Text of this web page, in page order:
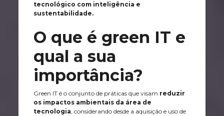
tecnológico com inteligência e
sustentabilidade.
O que é green IT e
qual a sua
importância?
Green IT é o conjunto de práticas que visam reduzir
os impactos ambientais da área de
tecnologia, considerando desde a aquisição e uso de